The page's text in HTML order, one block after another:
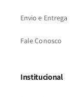
Envio e Entrega
Fale Conosco
Institucional